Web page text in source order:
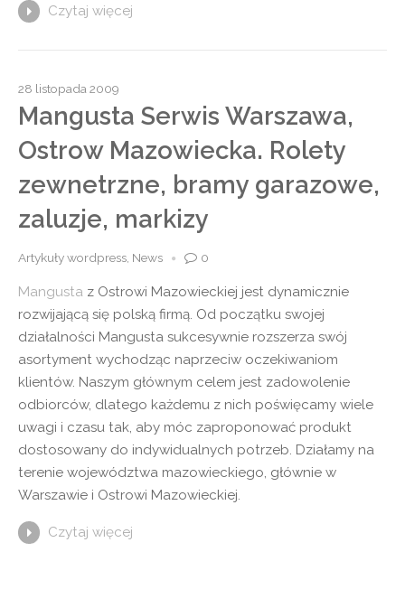
Czytaj więcej
28 listopada 2009
Mangusta Serwis Warszawa,
Ostrow Mazowiecka. Rolety
zewnetrzne, bramy garazowe,
zaluzje, markizy
Artykuły wordpress, News 0
Mangusta z Ostrowi Mazowieckiej jest dynamicznie
rozwijającą się polską firmą. Od początku swojej
działalności Mangusta sukcesywnie rozszerza swój
asortyment wychodząc naprzeciw oczekiwaniom
klientów. Naszym głównym celem jest zadowolenie
odbiorców, dlatego każdemu z nich poświęcamy wiele
uwagi i czasu tak, aby móc zaproponować produkt
dostosowany do indywidualnych potrzeb. Działamy na
terenie województwa mazowieckiego, głównie w
Warszawie i Ostrowi Mazowieckiej.
Czytaj więcej